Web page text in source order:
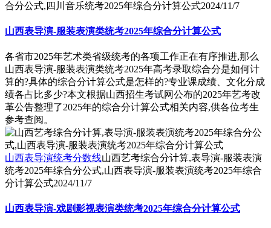
合分公式,四川音乐统考2025年综合分计算公式2024/11/7
山西表导演-服装表演类统考2025年综合分计算公式
各省市2025年艺术类省级统考的各项工作正在有序推进,那么
山西表导演-服装表演类统考2025年高考录取综合分是如何计
算的?具体的综合分计算公式是怎样的?专业课成绩、文化分成
绩各占比多少?本文根据山西招生考试网公布的2025年艺考改
革公告整理了2025年的综合分计算公式相关内容,供各位考生
参考查阅。
山西表导演统考分数线山西艺考综合分计算,表导演-服装表演
统考2025年综合分公式,山西表导演-服装表演统考2025年综合
分计算公式2024/11/7
山西表导演-戏剧影视表演类统考2025年综合分计算公式